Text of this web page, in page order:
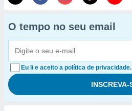
O tempo no seu email
Eu li e aceito a política de privacidade.